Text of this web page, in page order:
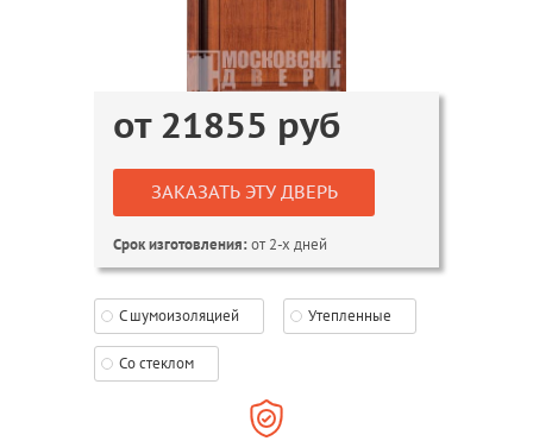
от 21855 руб
ЗАКАЗАТЬ ЭТУ ДВЕРЬ
Срок изготовления:от 2-х дней
С шумоизоляцией Утепленные
Со стеклом